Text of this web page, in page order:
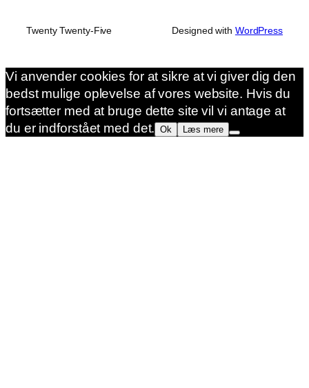
Twenty Twenty-Five Designed with WordPress
Vi anvender cookies for at sikre at vi giver dig den
bedst mulige oplevelse af vores website. Hvis du
fortsætter med at bruge dette site vil vi antage at
du er indforstået med det. Ok Læs mere